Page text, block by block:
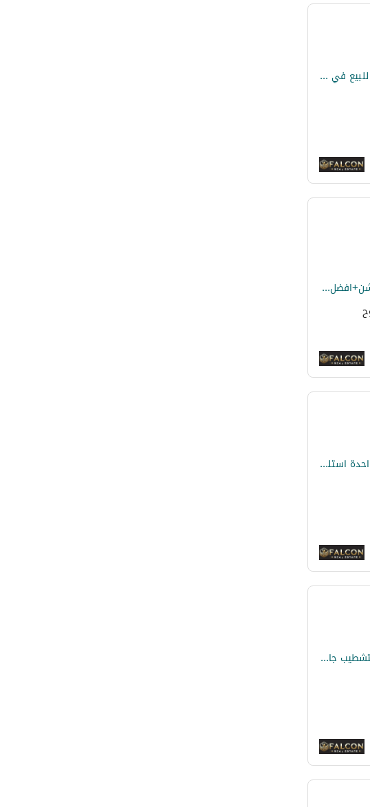
فيلا OneStory بخصم 30% صف اول خطوتين للبحر للبيع في اوجامي سوديك ogami sodic north coast راس الحكمه بجوار فوكا باى وماونتن فيو ولافيستا
فيلا استلام فوريPanoramic sea view بأميز لوكيشن+افضل سعر للبيع في جون سوديك June sodic الساحل الشمالي راس الحكمه بجوار فوكا باى وماونتن فيو وLavista
صف أول بحر264م البحر المارينا والأبراج في لقطة واحدة استلم فوري فيلا مفروشة للبيع مارينا 5 لسان الوزيرالساحل جوار مراسي والعلمين North Coast Marina 5
شقة للبيع بحري الطريق خطوت من اللاجون كاملة التشطيب جاهزة للمعاينة في الحي اللاتيني بمدينة العلمين الجديدة الساحل الشمالي latin district